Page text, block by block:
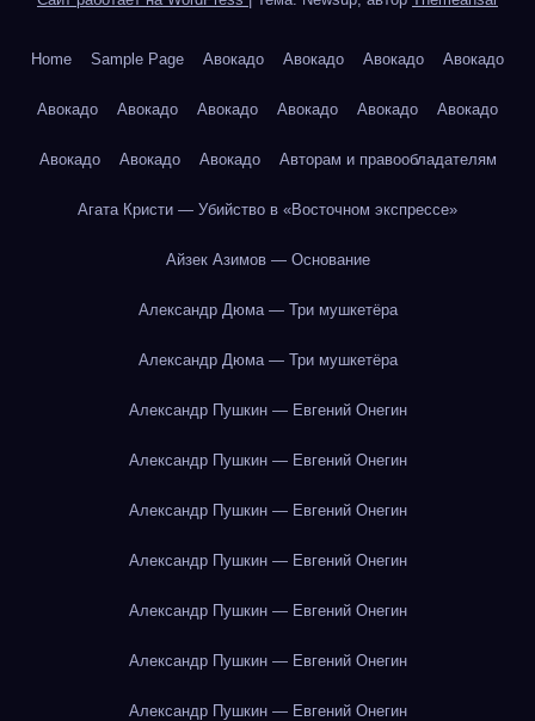
Home Sample Page Авокадо Авокадо Авокадо Авокадо
Авокадо Авокадо Авокадо Авокадо Авокадо Авокадо
Авокадо Авокадо Авокадо Авторам и правообладателям
Агата Кристи — Убийство в «Восточном экспрессе»
Айзек Азимов — Основание
Александр Дюма — Три мушкетёра
Александр Дюма — Три мушкетёра
Александр Пушкин — Евгений Онегин
Александр Пушкин — Евгений Онегин
Александр Пушкин — Евгений Онегин
Александр Пушкин — Евгений Онегин
Александр Пушкин — Евгений Онегин
Александр Пушкин — Евгений Онегин
Александр Пушкин — Евгений Онегин